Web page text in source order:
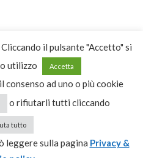
il pulsante "Accetto" si
utilizzo
Accetta
ad uno o più cookie
o rifiutarli tutti cliccando
tutto
leggere sulla pagina Privacy &